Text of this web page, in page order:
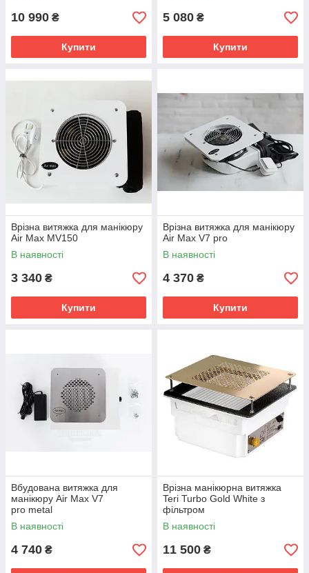
10 990 ₴
Купити
5 080 ₴
Купити
Врізна витяжка для манікюру
Air Max MV150
В наявності
3 340 ₴
Купити
Врізна витяжка для манікюру
Air Max V7 pro
В наявності
4 370 ₴
Купити
Вбудована витяжка для
манікюру Air Max V7
pro metal
В наявності
4 740 ₴
Врізна манікюрна витяжка
Teri Turbo Gold White з
фільтром
В наявності
11 500 ₴